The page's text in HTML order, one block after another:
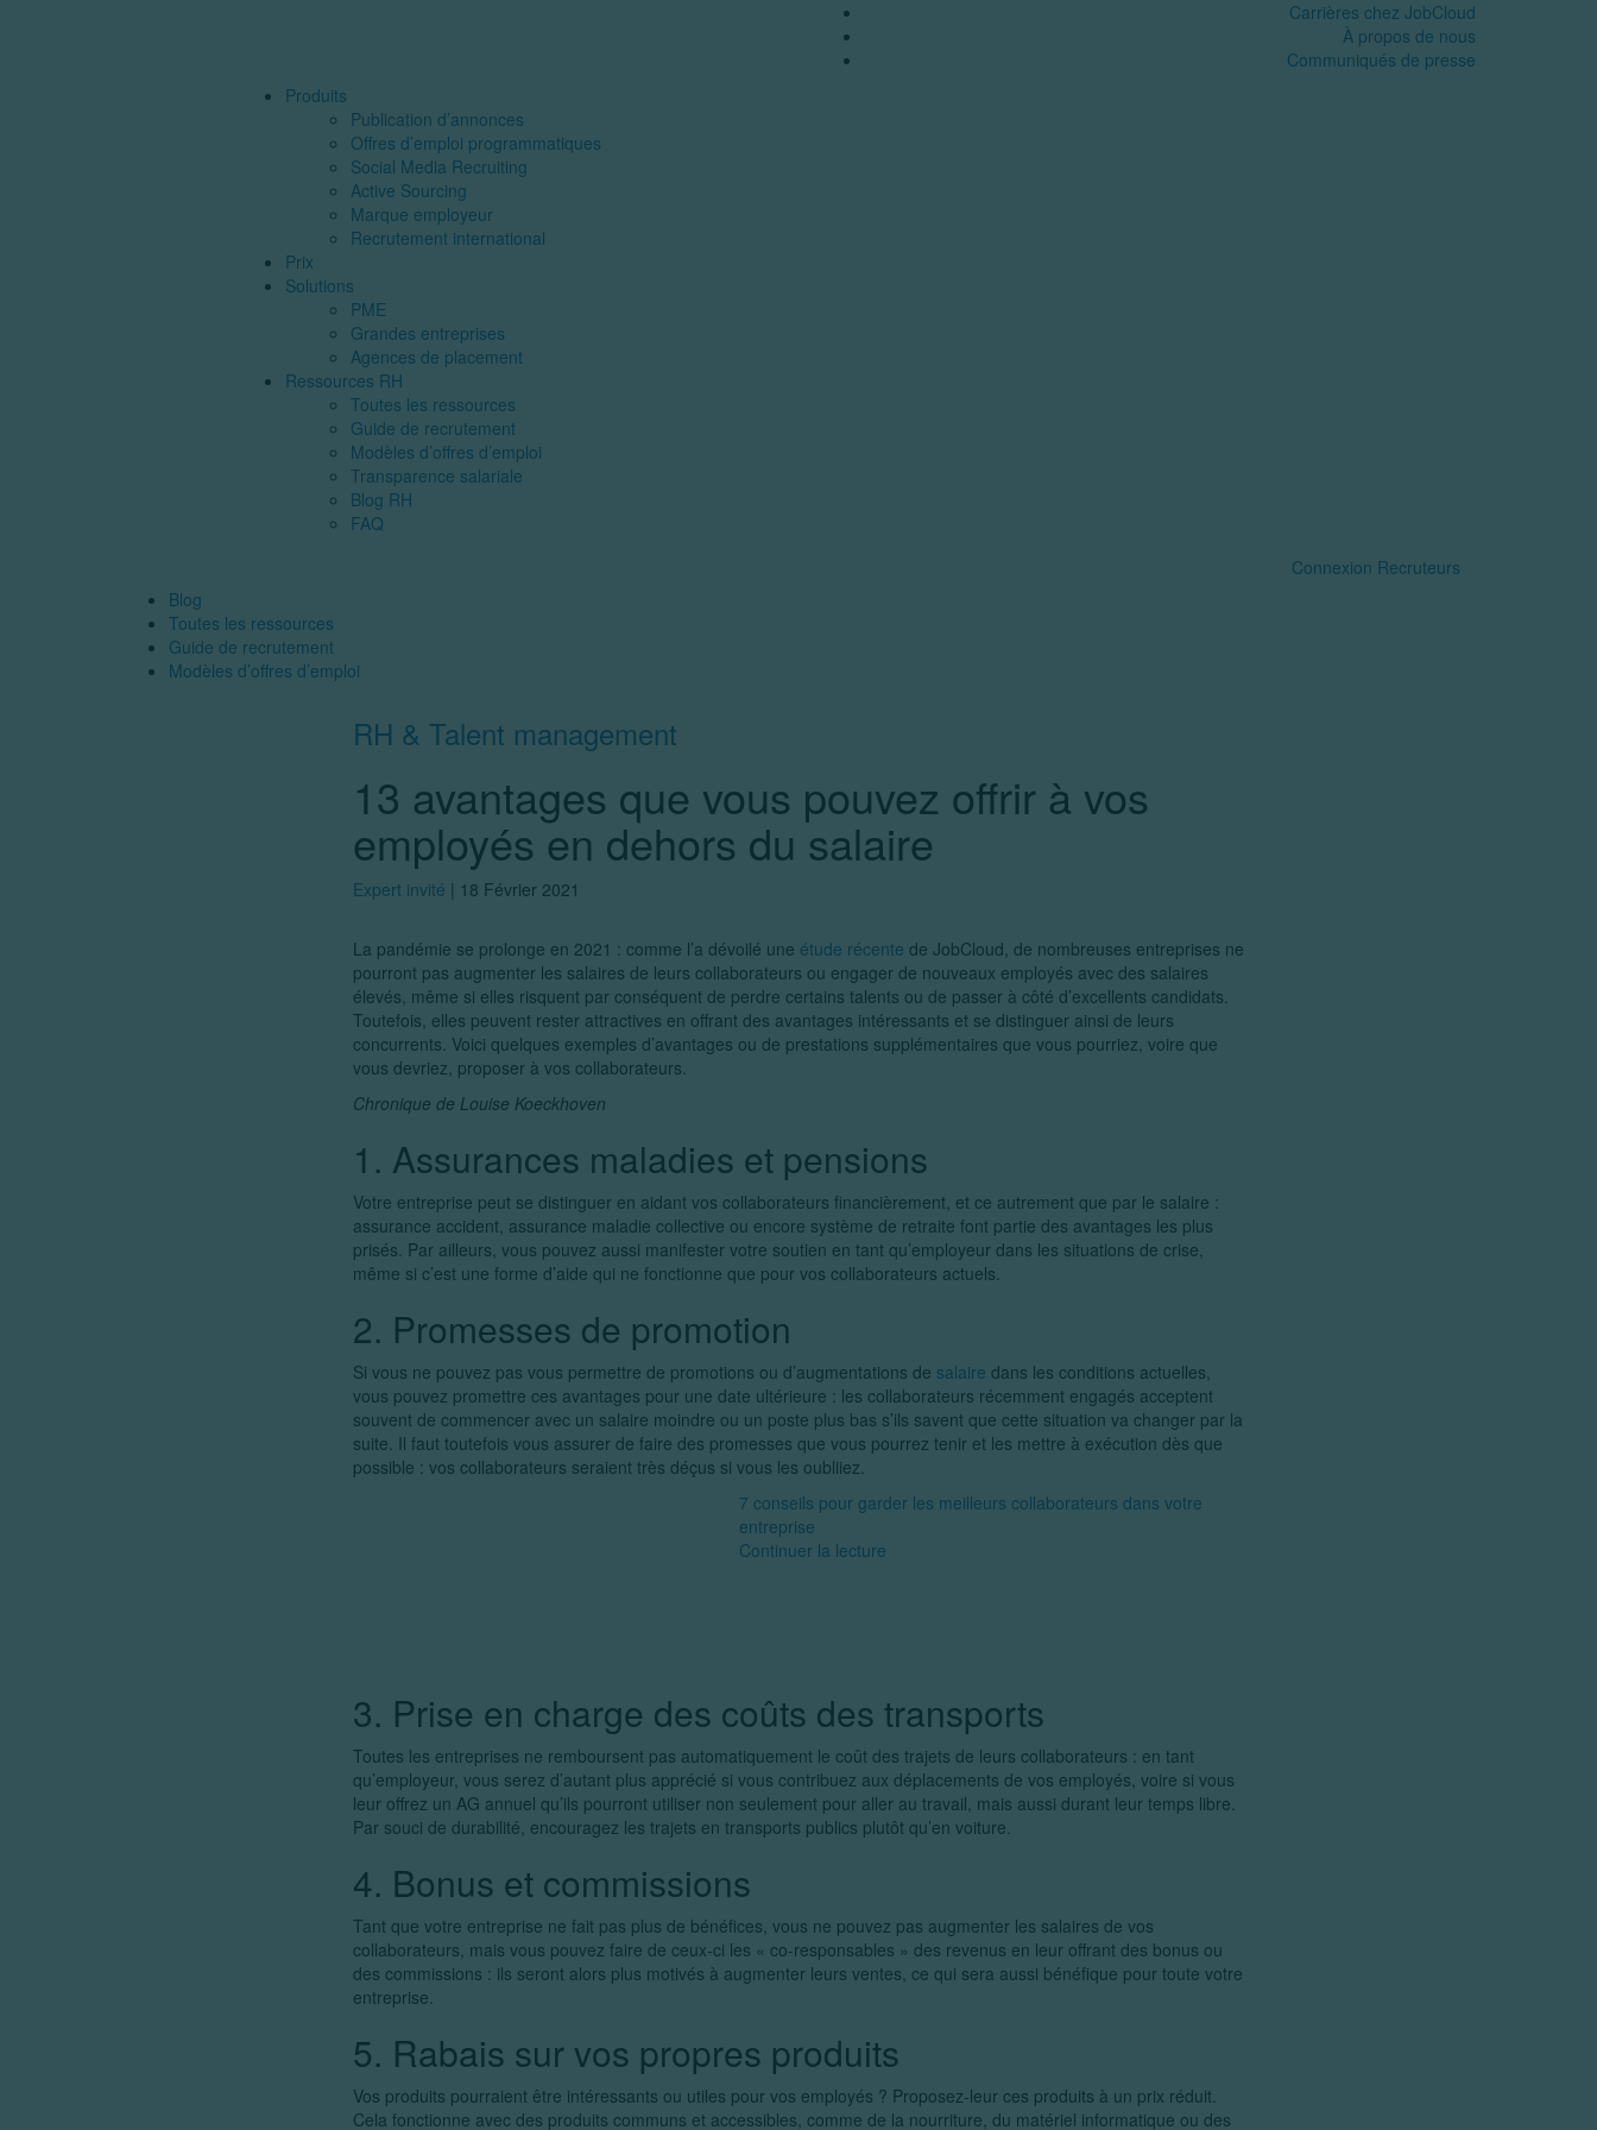
Carrières chez JobCloud​
À propos de nous
Communiqués de presse
Produits
Publication d’annonces
Offres d’emploi programmatiques
Social Media Recruiting
Active Sourcing
Marque employeur
Recrutement international
Prix
Solutions
PME
Grandes entreprises
Agences de placement
Ressources RH
Toutes les ressources
Guide de recrutement
Modèles d’offres d’emploi
Transparence salariale
Blog RH
FAQ
Connexion Recruteurs
Blog
Toutes les ressources
Guide de recrutement
Modèles d’offres d’emploi
RH & Talent management
13 avantages que vous pouvez offrir à vos
employés en dehors du salaire
Expert invité | 18 Février 2021
La pandémie se prolonge en 2021 : comme l’a dévoilé une étude récente de JobCloud, de nombreuses entreprises ne
pourront pas augmenter les salaires de leurs collaborateurs ou engager de nouveaux employés avec des salaires
élevés, même si elles risquent par conséquent de perdre certains talents ou de passer à côté d’excellents candidats.
Toutefois, elles peuvent rester attractives en offrant des avantages intéressants et se distinguer ainsi de leurs
concurrents. Voici quelques exemples d’avantages ou de prestations supplémentaires que vous pourriez, voire que
vous devriez, proposer à vos collaborateurs.
Chronique de Louise Koeckhoven
1. Assurances maladies et pensions
Votre entreprise peut se distinguer en aidant vos collaborateurs financièrement, et ce autrement que par le salaire :
assurance accident, assurance maladie collective ou encore système de retraite font partie des avantages les plus
prisés. Par ailleurs, vous pouvez aussi manifester votre soutien en tant qu’employeur dans les situations de crise,
même si c’est une forme d’aide qui ne fonctionne que pour vos collaborateurs actuels.
2. Promesses de promotion
Si vous ne pouvez pas vous permettre de promotions ou d’augmentations de salaire dans les conditions actuelles,
vous pouvez promettre ces avantages pour une date ultérieure : les collaborateurs récemment engagés acceptent
souvent de commencer avec un salaire moindre ou un poste plus bas s’ils savent que cette situation va changer par la
suite. Il faut toutefois vous assurer de faire des promesses que vous pourrez tenir et les mettre à exécution dès que
possible : vos collaborateurs seraient très déçus si vous les oubliiez.
7 conseils pour garder les meilleurs collaborateurs dans votre
entreprise
Continuer la lecture
3. Prise en charge des coûts des transports
Toutes les entreprises ne remboursent pas automatiquement le coût des trajets de leurs collaborateurs : en tant
qu’employeur, vous serez d’autant plus apprécié si vous contribuez aux déplacements de vos employés, voire si vous
leur offrez un AG annuel qu’ils pourront utiliser non seulement pour aller au travail, mais aussi durant leur temps libre.
Par souci de durabilité, encouragez les trajets en transports publics plutôt qu’en voiture.
4. Bonus et commissions
Tant que votre entreprise ne fait pas plus de bénéfices, vous ne pouvez pas augmenter les salaires de vos
collaborateurs, mais vous pouvez faire de ceux-ci les « co-responsables » des revenus en leur offrant des bonus ou
des commissions : ils seront alors plus motivés à augmenter leurs ventes, ce qui sera aussi bénéfique pour toute votre
entreprise.
5. Rabais sur vos propres produits
Vos produits pourraient être intéressants ou utiles pour vos employés ? Proposez-leur ces produits à un prix réduit.
Cela fonctionne avec des produits communs et accessibles, comme de la nourriture, du matériel informatique ou des